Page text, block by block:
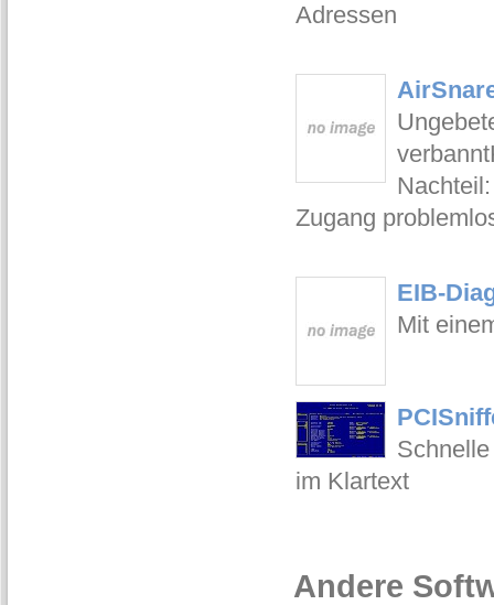
Adressen
Zugang
EIB-
Mit
im Klartext
Andere